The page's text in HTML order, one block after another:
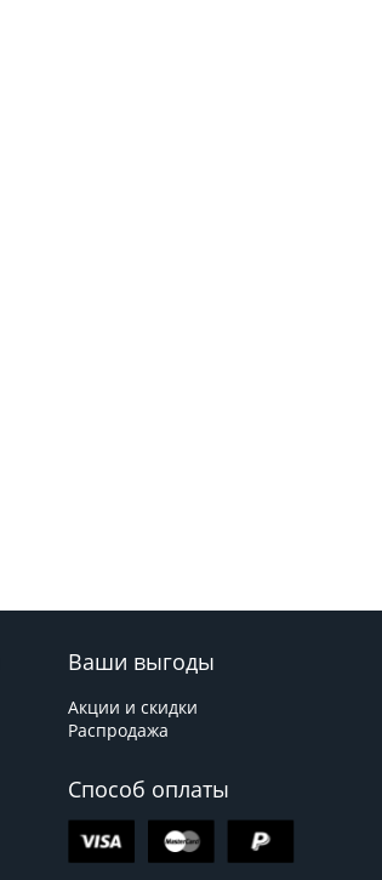
Ваши выгоды
Акции и скидки
Распродажа
Способ оплаты